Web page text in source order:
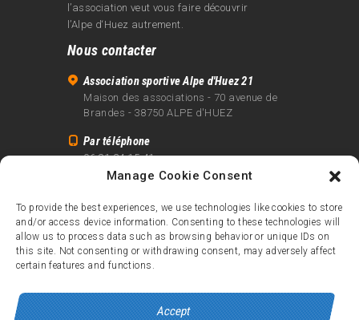
Manage Cookie Consent
To provide the best experiences, we use technologies like cookies to store
and/or access device information. Consenting to these technologies will
allow us to process data such as browsing behavior or unique IDs on
this site. Not consenting or withdrawing consent, may adversely affect
certain features and functions.
Accept
l’association veut vous faire découvrir
l’Alpe d‘Huez autrement.
Nous contacter
Association sportive Alpe d'Huez 21
Maison des associations - 70 avenue de
Brandes - 38750 ALPE d'HUEZ
Par téléphone
06 81 24 15 41
info@alpe21.fr
Mentions légales
Contact
crédits